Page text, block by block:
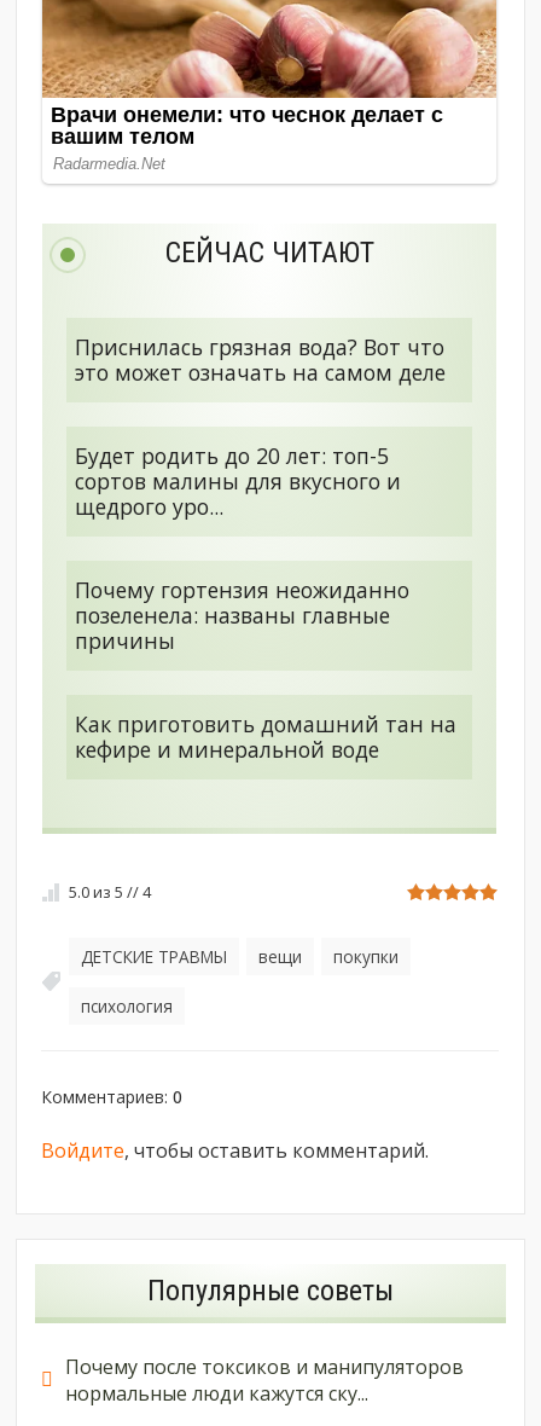
СЕЙЧАС ЧИТАЮТ
Приснилась грязная вода? Вот что
это может означать на самом деле
Будет родить до 20 лет: топ-5
сортов малины для вкусного и
щедрого уро...
Почему гортензия неожиданно
позеленела: названы главные
причины
Как приготовить домашний тан на
кефире и минеральной воде
5.0из5 //4
ДЕТСКИЕ ТРАВМЫ вещи покупки
психология
Комментариев:0
Войдите, чтобы оставить комментарий.
Популярные советы
Почему после токсиков и манипуляторов
нормальные люди кажутся ску...